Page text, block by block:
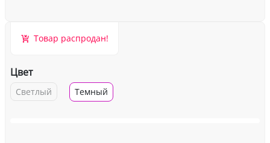
Товар распродан!
Цвет
Светлый Темный